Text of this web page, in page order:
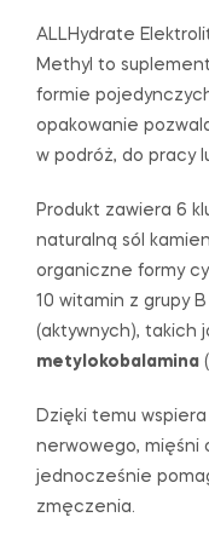
ALLHydrate
Methyl to
formie
opakowanie
w podróż, do pracy
Produkt zawiera 6
naturalną sól
organiczne formy
10 witamin z grupy
(aktywnych), takich
metylokobalamina
Dzięki temu wspiera
nerwowego, mięśni
jednocześnie
zmęczenia.